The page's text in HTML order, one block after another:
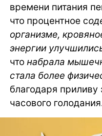
времени питания
что процентное с
организме,
энергии
что набрала
стала более
благодаря приливу
часового